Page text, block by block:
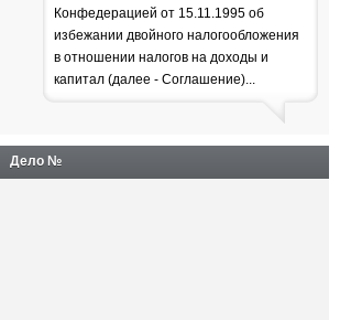
Генпрокуратура
раскритиковала положение
дел в лесной отрасли
Конфедерацией от 15.11.1995 об
избежании двойного налогообложения
в отношении налогов на доходы и
капитал (далее - Соглашение)...
Дело №